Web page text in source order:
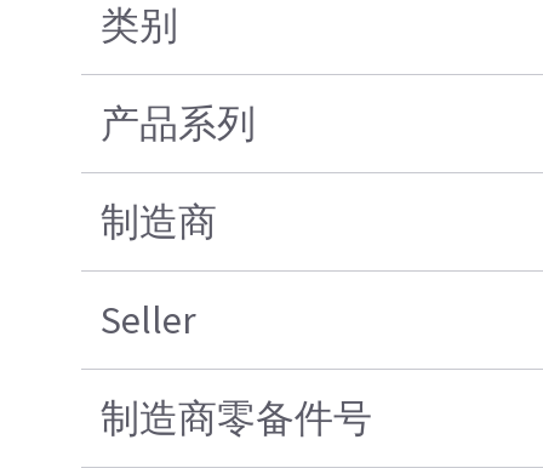
类别
产品系列
制造商
Seller
制造商零备件号